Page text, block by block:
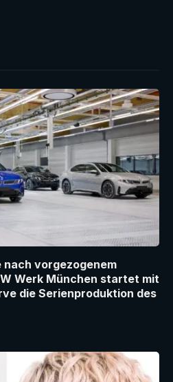
nach vorgezogenem
Werk München startet mit
die Serienproduktion des